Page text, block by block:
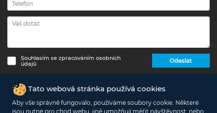
Souhlasím se zpracováním osobních
údajů
Odeslat
Copyright © 2017 - 2026 eshop-strechypr.cz - Všechna
práva vyhrazena -Info o zpracování osobních údajů
Tato webová stránka používá cookies
Aby vše správně fungovalo, používáme soubory cookie. Některé
jsou nutné pro chod webu, jiné umožňují měřit návštěvnost, nebo